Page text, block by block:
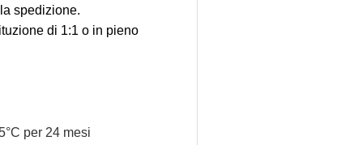
spedizione.
di 1:1 o in pieno
per 24 mesi